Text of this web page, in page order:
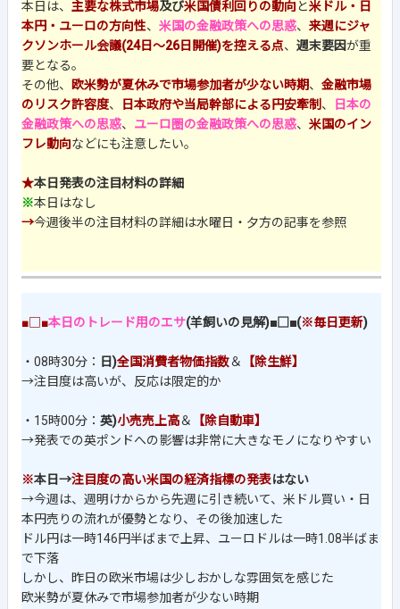
本日は、 主要な株式市場及び米国債利回りの動向と米ドル・日
本円・ユーロの方向性、 米国の金融政策への思惑、 来週にジャ
クソンホール会議(24日～26日開催)を控える点、 週末要因が重
要となる。
その他、
欧米勢が夏休みで市場参加者が少ない時期、 金融市場
のリスク許容度、 日本政府や当局幹部による円安牽制、
日本の
金融政策への思惑、 ユーロ圏の金融政策への思惑、 米国のイン
フレ動向などにも注意したい。
★本日発表の注目材料の詳細
※本日はなし
→今週後半の注目材料の詳細は水曜日・夕方の記事を参照
■□■本日のトレード用のエサ(羊飼いの見解)■□■(※毎日更新)
・08時30分： 日)全国消費者物価指数＆
【除生鮮】
→注目度は高いが、反応は限定的か
・15時00分： 英)小売売上高＆
【除自動車】
→発表での英ポンドへの影響は非常に大きなモノになりやすい
※本日→注目度の高い米国の経済指標の発表はない
→今週は、週明けからから先週に引き続いて、米ドル買い・日
本円売りの流れが優勢となり、その後加速した
ドル円は一時146円半ばまで上昇、ユーロドルは一時1.08半ばま
で下落
しかし、昨日の欧米市場は少しおかしな雰囲気を感じた
欧米勢が夏休みで市場参加者が少ない時期